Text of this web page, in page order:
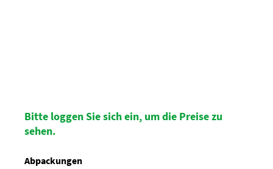
Bitte loggen Sie sich ein, um die Preise zu
sehen.
Abpackungenauswählen